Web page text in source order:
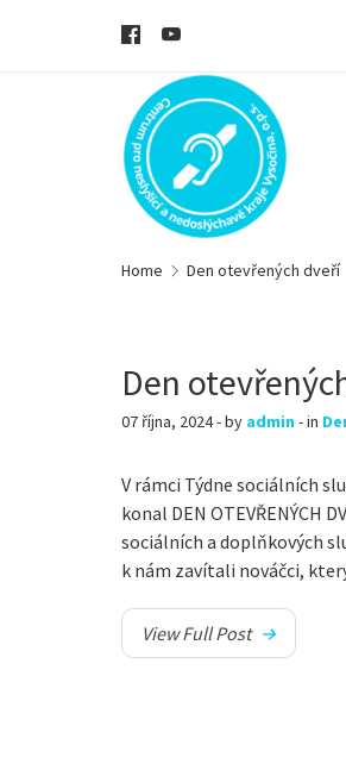
Home Den otevřených dveří
Den
07 října, 2024 - by admin- in
V rámci Týdne sociálních
konal DEN OTEVŘENÝCH
sociálních a doplňkových
k nám zavítali nováčci,
View Full Post